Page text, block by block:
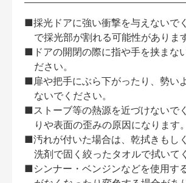
■採光ドアに強い衝撃を与えないで
で採光部が割れる可能性がありま
■ドアの開閉の際に指や手を挟まな
ださい。
■扉や把手にぶら下がったり、勢い
ないでください。
■ストーブ等の熱源を近づけないで
りや表面の歪みの原因になります。
■汚れが付いた場合は、乾拭きもし
洗剤で固く絞ったタオルで拭いて
■シンナー・ベンジンなどを使用す